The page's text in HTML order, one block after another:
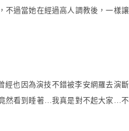
不過當她在經過高人調教後，一樣讓
經也因為演技不錯被李安網羅去演斷
然看到睡著…我真是對不起大家 …不